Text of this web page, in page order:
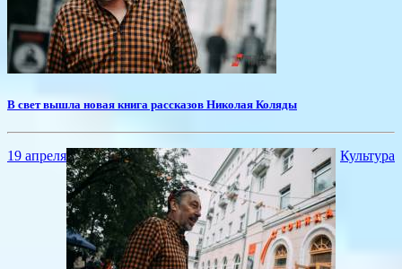
В свет вышла новая книга рассказов Николая Коляды
19 апреля Культура